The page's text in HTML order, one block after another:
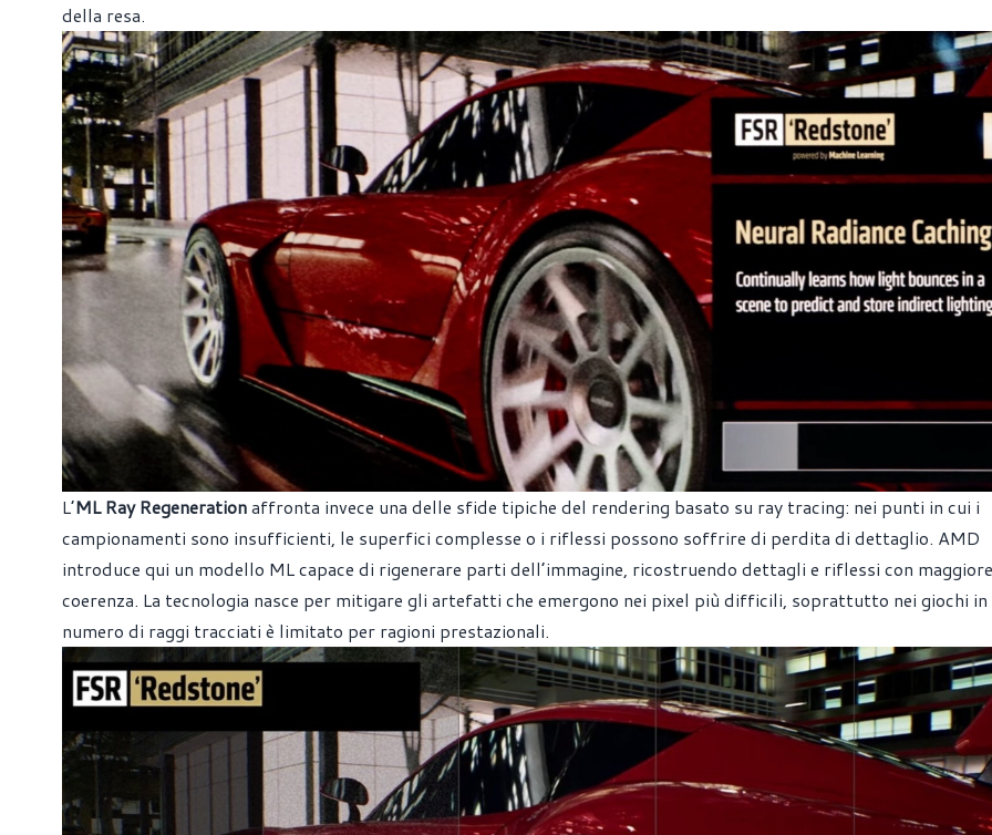
della resa.
L’ML Ray Regenerationaffronta invece una delle sfide tipiche del rendering basato su ray tracing: nei punti in cui i
campionamenti sono insufficienti, le superfici complesse o i riflessi possono soffrire di perdita di dettaglio. AMD
introduce qui un modello ML capace di rigenerare parti dell’immagine, ricostruendo dettagli e riflessi con maggiore
coerenza. La tecnologia nasce per mitigare gli artefatti che emergono nei pixel più difficili, soprattutto nei giochi in
numero di raggi tracciati è limitato per ragioni prestazionali.